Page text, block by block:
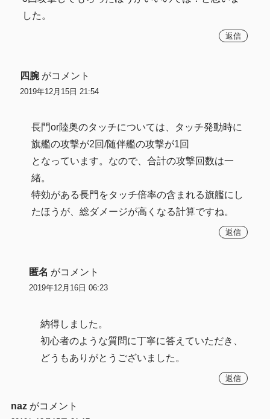
した。
返信
四腕 がコメント
2019年12月15日 21:54
長門or陸奥のタッチについては、タッチ発動時に
旗艦の攻撃が2回/随伴艦の攻撃が1回
となっています。なので、合計の攻撃回数は一
緒。
特効がある長門をタッチ倍率の含まれる旗艦にし
たほうが、総ダメージが高くなる計算ですね。
返信
匿名 がコメント
2019年12月16日 06:23
納得しました。
初心者のような質問に丁寧に答えていただき、
どうもありがとうございました。
返信
naz がコメント